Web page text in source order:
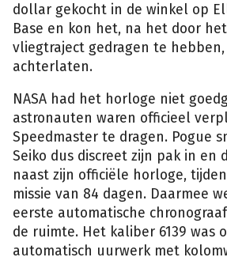
dollar gekocht in de winkel op
Base en kon het, na het door
vliegtraject gedragen te
achterlaten.
NASA had het horloge niet
astronauten waren officieel
Speedmaster te dragen. Pogue
Seiko dus discreet zijn pak in en
naast zijn officiële horloge,
missie van 84 dagen. Daarmee
eerste automatische
de ruimte. Het kaliber 6139 was
automatisch uurwerk met